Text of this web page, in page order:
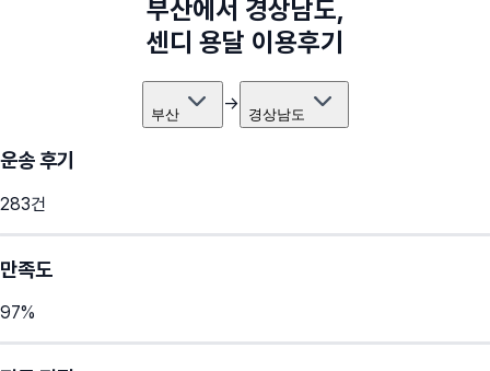
부산에서 경상남도,
센디 용달 이용후기
부산 → 경상남도
운송 후기
283건
만족도
97%